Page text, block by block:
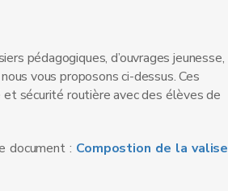
pédagogiques, d’ouvrages jeunesse,
vous proposons ci-dessus. Ces
sécurité routière avec des élèves de
document : Compostion de la valise